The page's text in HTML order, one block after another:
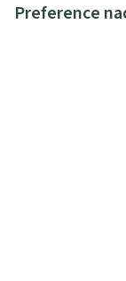
Preference